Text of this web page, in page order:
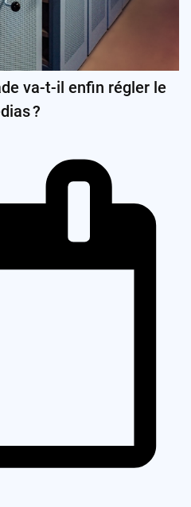
va-t-il enfin régler le
?